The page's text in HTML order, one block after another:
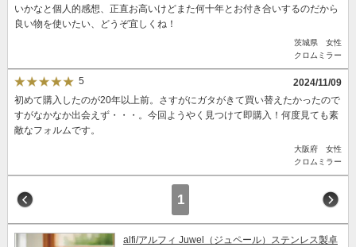
いかなと個人的感想、正直お高いけどまた何十年とお付き合いするのだから
良い物を使いたい、どうぞ宜しくね！
茨城県 女性
クロムミラー
5
2024/11/09
初めて購入したのが20年以上前。さすがにガタがきて買い替えたかったので
すがなかなか出会えず・・・。今回ようやく見つけて即購入！何度見ても素
敵なフォルムです。
大阪府 女性
クロムミラー
1
alfi/アルフィ Juwel（ジュペール）ステンレス製卓